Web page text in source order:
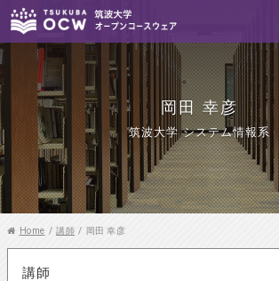
岡田 幸彦
筑波大学 システム情報系
Home / 講師 / 岡田 幸彦
講師